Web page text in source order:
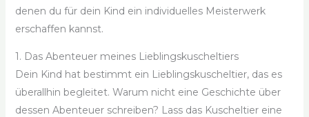
denen du für dein Kind ein individuelles Meisterwerk
erschaffen kannst.
1. Das Abenteuer meines Lieblingskuscheltiers
Dein Kind hat bestimmt ein Lieblingskuscheltier, das es
überallhin begleitet. Warum nicht eine Geschichte über
dessen Abenteuer schreiben? Lass das Kuscheltier eine